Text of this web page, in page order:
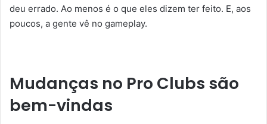
deu errado. Ao menos é o que eles dizem ter feito. E, aos
poucos, a gente vê no gameplay.
Mudanças no Pro Clubs são
bem-vindas